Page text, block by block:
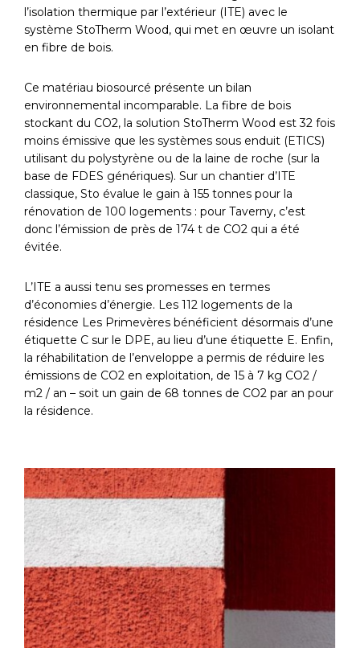
l’isolation thermique par l’extérieur (ITE) avec le
système StoTherm Wood, qui met en œuvre un isolant
en fibre de bois.
Ce matériau biosourcé présente un bilan
environnemental incomparable. La fibre de bois
stockant du CO2, la solution StoTherm Wood est 32 fois
moins émissive que les systèmes sous enduit (ETICS)
utilisant du polystyrène ou de la laine de roche (sur la
base de FDES génériques). Sur un chantier d’ITE
classique, Sto évalue le gain à 155 tonnes pour la
rénovation de 100 logements : pour Taverny, c’est
donc l’émission de près de 174 t de CO2 qui a été
évitée.
L’ITE a aussi tenu ses promesses en termes
d’économies d’énergie. Les 112 logements de la
résidence Les Primevères bénéficient désormais d’une
étiquette C sur le DPE, au lieu d’une étiquette E. Enfin,
la réhabilitation de l’enveloppe a permis de réduire les
émissions de CO2 en exploitation, de 15 à 7 kg CO2 /
m2 / an – soit un gain de 68 tonnes de CO2 par an pour
la résidence.